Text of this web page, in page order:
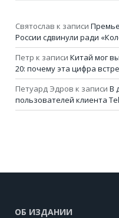
Святослав к записи
России сдвинули ради
Петр к записи Китай мог
20: почему эта цифра
Петуард Эдров к записи В
пользователей клиента
ОБ ИЗДАНИИ